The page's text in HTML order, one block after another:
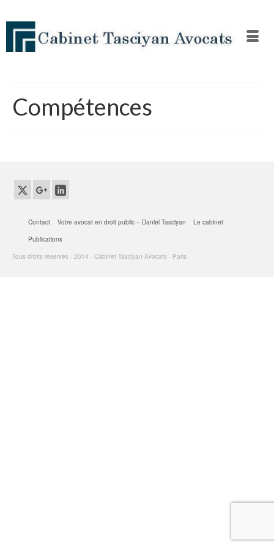
Compétences
Contact Votre avocat en droit public – Daniel Tasciyan
Le cabinet
Publications
Tous droits réservés - 2014 - Cabinet Tasciyan Avocats - Paris-